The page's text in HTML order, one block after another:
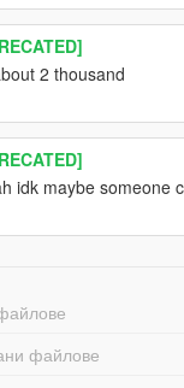
2 thousand
idk maybe someone
файлове